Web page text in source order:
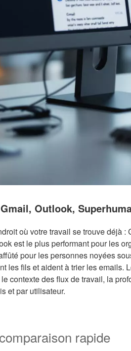
Outlook,
où votre travail se trouve déjà
est le plus performant pour les
pour les personnes noyées
les fils et aident à trier les emails.
contexte des flux de travail, la
et par utilisateur.
rapide